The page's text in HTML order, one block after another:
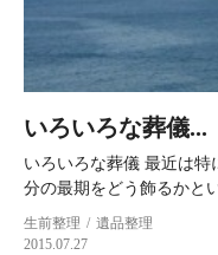
いろいろな葬儀...
いろいろな葬儀 最近は特
分の最期をどう飾るかと
生前整理
遺品整理
2015.07.27